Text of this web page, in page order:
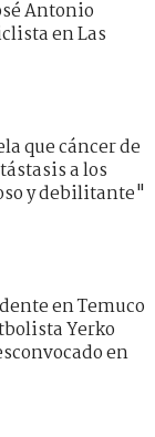
Antonio
en Las
que cáncer de
a los
y debilitante"
en Temuco
Yerko
en